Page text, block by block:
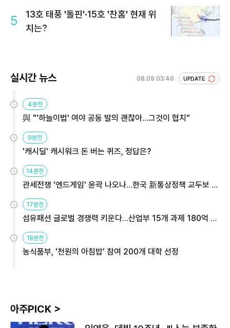
5
13호 태풍 '돌핀'·15호 '찬홈' 현재 위
치는?
실시간 뉴스 08.09 03:46 UPDATE
4분전
與 "'하늘이법' 여야 공동 발의 괜찮아…그것이 협치"
9분전
'캐시딜' 캐시워크 돈 버는 퀴즈, 정답은?
14분전
관세전쟁 '엔드게임' 윤곽 나오나…한국 新통상정책 교두보 활
용해야
17분전
섬유패션 글로벌 경쟁력 키운다…산업부 15개 과제 180억 지
원
18분전
농식품부, '천원의 아침밥' 참여 200개 대학 선정
아주PICK >